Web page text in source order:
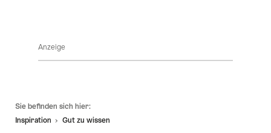
Anzeige
Fusszeile
Sie befinden sich hier:
Inspiration
Gut zu wissen